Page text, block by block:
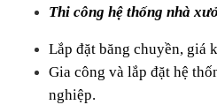
Thi công hệ thống nhà
Lắp đặt băng chuyền, giá
Gia công và lắp đặt hệ
nghiệp.